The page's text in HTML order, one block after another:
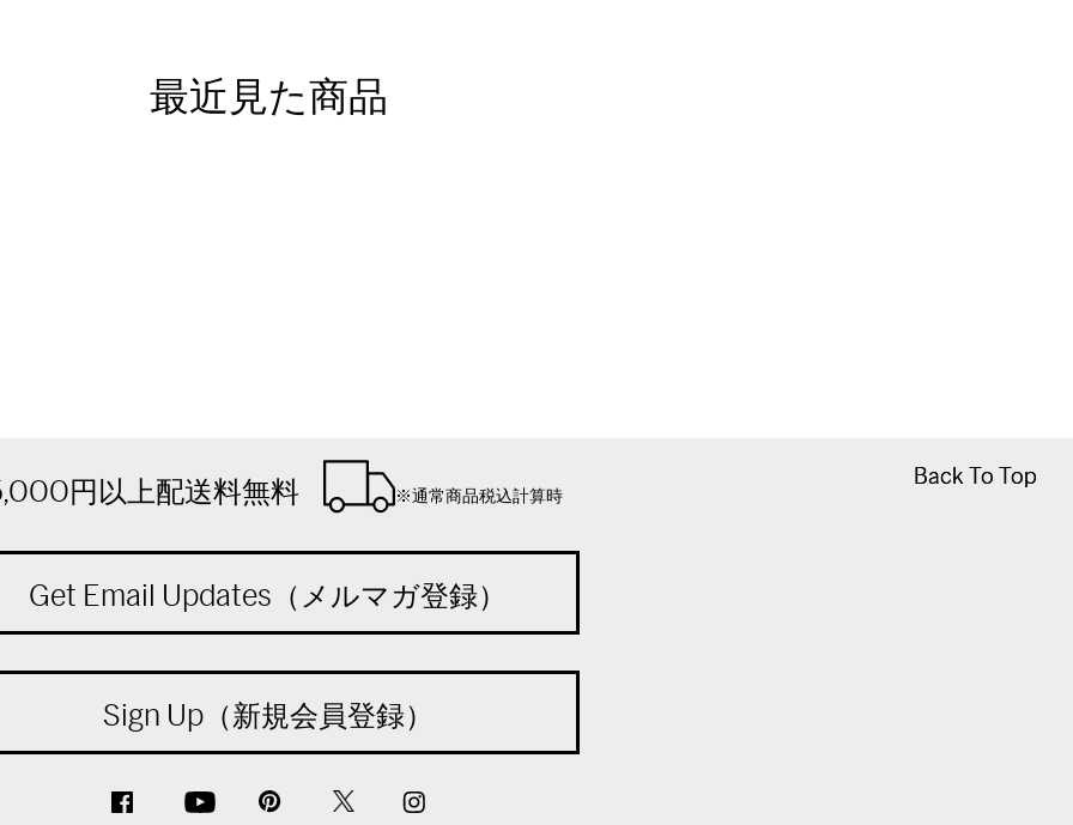
最近見た商品
Back To Top
Back To Top
円以上配送料無料 ※通常商品税込計算時
Get Email Updates（メルマガ登録）
Sign Up（新規会員登録）